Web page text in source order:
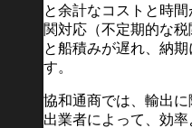
と余計なコストと時
関対応（不定期的な
と船積みが遅れ、納
す。
協和通商では、輸出
出業者によって、効